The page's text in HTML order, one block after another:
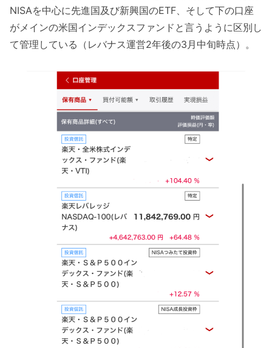
NISAを中心に先進国及び新興国のETF、そして下の口座
がメインの米国インデックスファンドと言うように区別し
て管理している（レバナス運営2年後の3月中旬時点）。